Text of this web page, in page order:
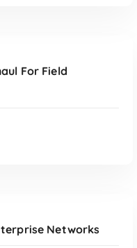
For Field
Networks